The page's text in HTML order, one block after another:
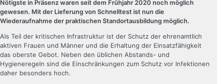
Nötigste in Präsenz waren seit dem Frühjahr 2020 noch möglich
gewesen. Mit der Lieferung von Schnelltest ist nun die
Wiederaufnahme der praktischen Standortausbildung möglich.
Als Teil der kritischen Infrastruktur ist der Schutz der ehrenamtlich
aktiven Frauen und Männer und die Erhaltung der Einsatzfähigkeit
das oberste Gebot. Neben den üblichen Abstands- und
Hygieneregeln sind die Einschränkungen zum Schutz vor Infektionen
daher besonders hoch.